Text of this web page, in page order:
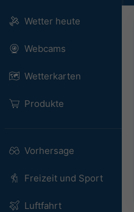
Wetter heute
Webcams
Wetterkarten
Produkte
Vorhersage
Freizeit und Sport
Luftfahrt